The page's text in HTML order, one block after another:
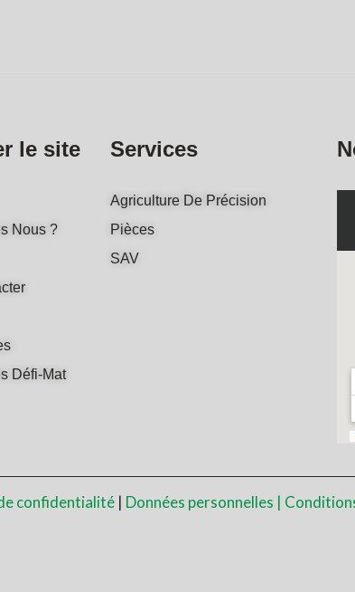
le site
Nous ?
Défi-Mat
Services
Agriculture De Précision
Pièces
SAV
confidentialité | Données personnelles |